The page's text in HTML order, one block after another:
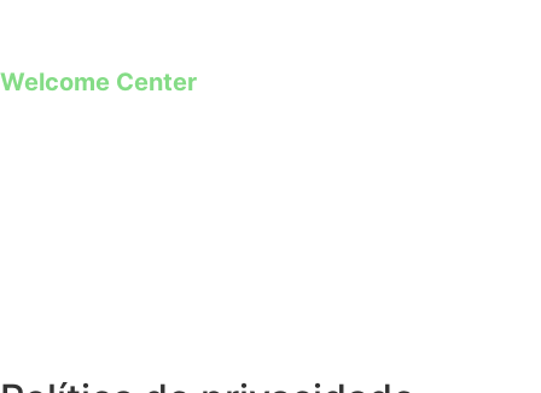
Welcome Center